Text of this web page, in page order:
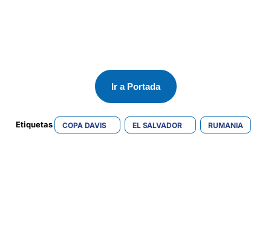
Ir a Portada
Etiquetas COPA DAVIS EL SALVADOR RUMANIA